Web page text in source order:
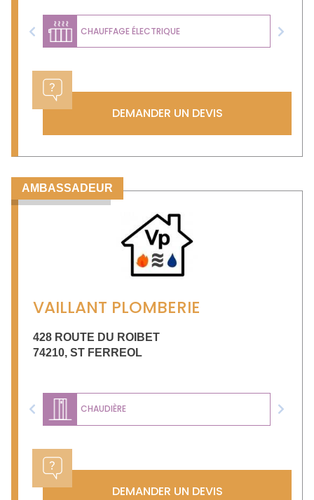
CHAUFFAGE ÉLECTRIQUE
Previous Next
DEMANDER UN DEVIS
AMBASSADEUR
VAILLANT PLOMBERIE
428 ROUTE DU ROIBET
74210, ST FERREOL
CHAUDIÈRE
Previous Next
DEMANDER UN DEVIS